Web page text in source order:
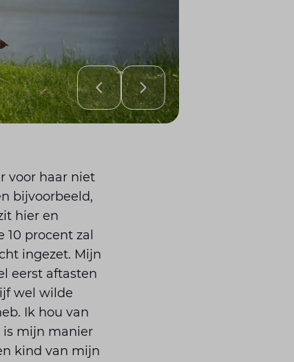
voor haar niet
bijvoorbeeld,
hier en
procent zal
ingezet. Mijn
eerst aftasten
wel wilde
Ik hou van
is mijn manier
kind van mijn